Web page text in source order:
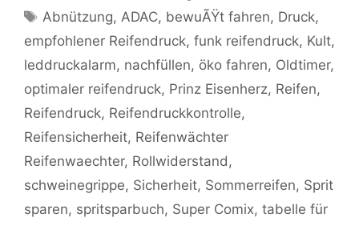
Schlagwörter
Abnützung,ADAC, bewuÃŸt fahren, Druck,
empfohlener Reifendruck, funk reifendruck, Kult,
leddruckalarm, nachfüllen, öko fahren, Oldtimer,
optimaler reifendruck, Prinz Eisenherz, Reifen,
Reifendruck, Reifendruckkontrolle,
Reifensicherheit, Reifenwächter
Reifenwaechter, Rollwiderstand,
schweinegrippe, Sicherheit, Sommerreifen, Sprit
sparen, spritsparbuch, Super Comix, tabelle für